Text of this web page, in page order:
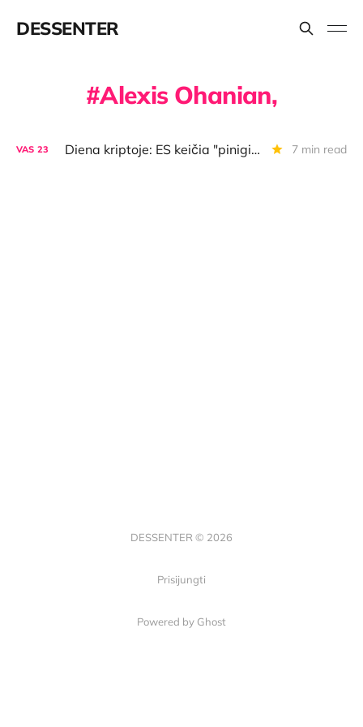
DESSENTER
Alexis Ohanian,
VAS 23 Diena kriptoje: ES keičia "piniginių" kontrolės taktiką, Bitkoino saugumo ateitis, NBA NFT bėdos ir "klykiau" lygio CBDC video 7 min read
DESSENTER © 2026
Prisijungti
Powered by Ghost